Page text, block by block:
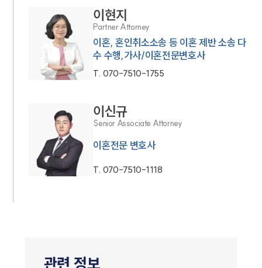
이현지
Partner Attorney
이혼, 혼인취소소송 등 이혼 제반 소송 다
수 수행,가사/이혼전문변호사
T. 070-7510-1755
이신규
Senior Associate Attorney
이혼전문 변호사
T. 070-7510-1118
관련 정보